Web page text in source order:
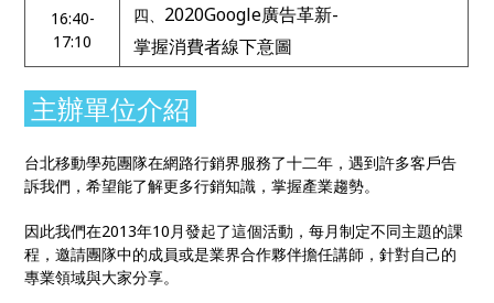
16:40-
17:10
四、 2020Google廣告革新-
掌握消費者線下意圖
主辦單位介紹
台北移動學苑團隊在網路行銷界服務了十二年，遇到許多客戶告
訴我們，希望能了解更多行銷知識，掌握產業趨勢。
因此我們在2013年10月發起了這個活動，每月制定不同主題的課
程，邀請團隊中的成員或是業界合作夥伴擔任講師，針對自己的
專業領域與大家分享。